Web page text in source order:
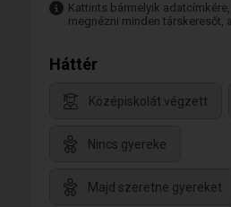
Kattints bármelyik adatcímkére,
megnézni minden társkeresőt,
Háttér
Középiskolát végzett
Nincs gyereke
Majd szeretne gyereket